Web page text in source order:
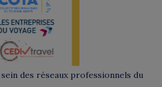
des réseaux professionnels du